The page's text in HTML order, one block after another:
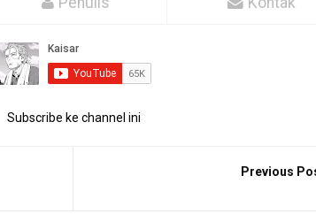
Subscribe ke channel ini
Previous